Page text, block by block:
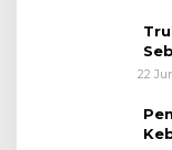
22